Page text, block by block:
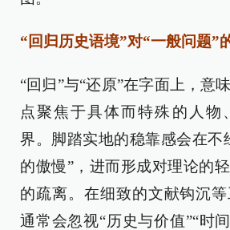
“回归历史语境”对“一般问题”
“回归”与“还原”在字面上，意
点聚焦于具体而特殊的人物
界。脚踏实地的稳靠感会在不
的傲慢”，进而形成对理论的
的疏离。在细致的文献钩沉
通常会忽视“历史与价值”“时